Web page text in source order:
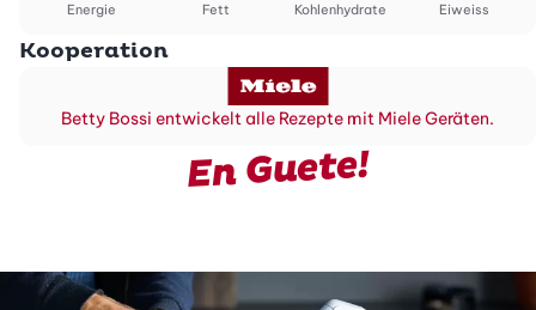
Energie Fett Kohlenhydrate Eiweiss
Kooperation
Betty Bossi entwickelt alle Rezepte mit Miele Geräten.
En Guete!